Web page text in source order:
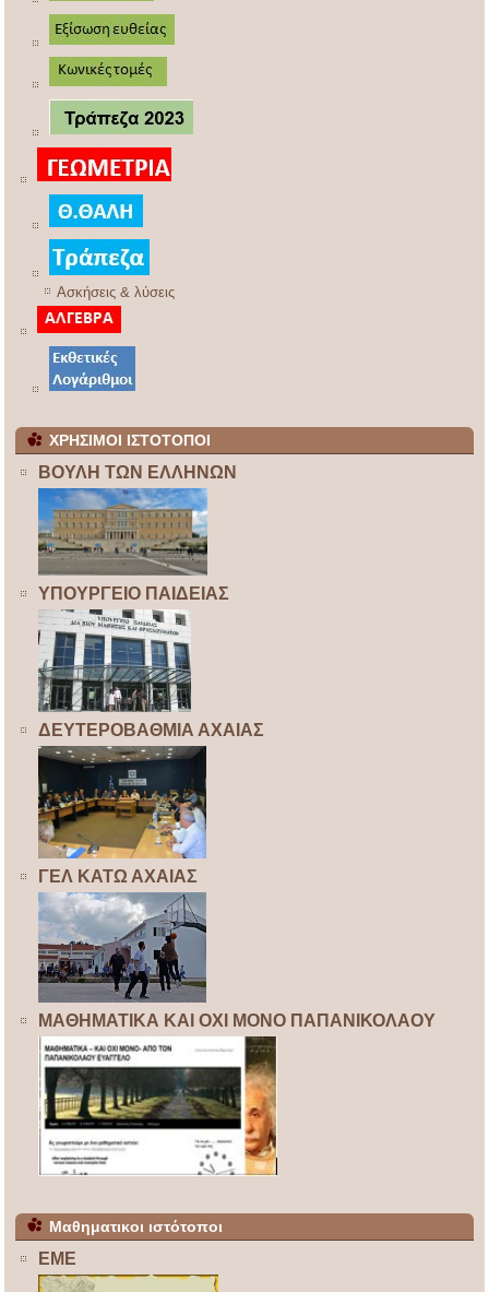
Ασκήσεις & λύσεις
ΧΡΗΣΙΜΟΙ ΙΣΤΟΤΟΠΟΙ
ΒΟΥΛΗ ΤΩΝ ΕΛΛΗΝΩΝ
ΥΠΟΥΡΓΕΙΟ ΠΑΙΔΕΙΑΣ
ΔΕΥΤΕΡΟΒΑΘΜΙΑ ΑΧΑΙΑΣ
ΓΕΛ ΚΑΤΩ ΑΧΑΙΑΣ
ΜΑΘΗΜΑΤΙΚΑ ΚΑΙ ΟΧΙ ΜΟΝΟ ΠΑΠΑΝΙΚΟΛΑΟΥ
Μαθηματικοι ιστότοποι
ΕΜΕ